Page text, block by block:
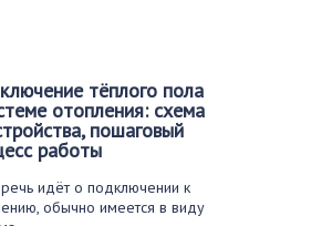
тёплого пола
отопления: схема
пошаговый
работы
идёт о подключении к
обычно имеется в виду